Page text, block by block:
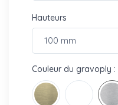
Hauteurs
Couleur du gravoply :